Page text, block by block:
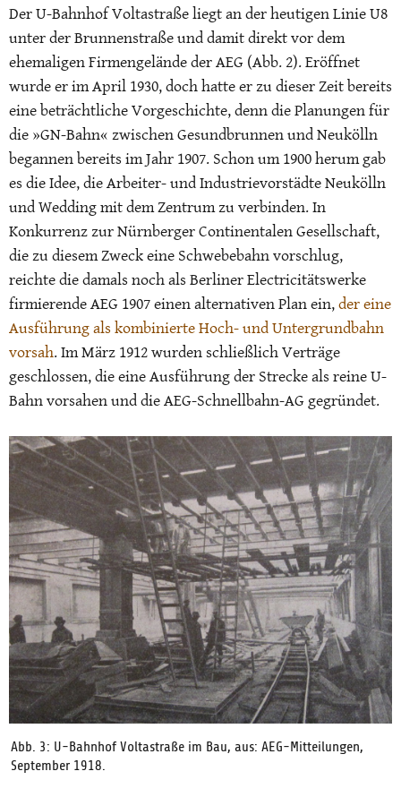
Der U-Bahnhof Voltastraße liegt an der heutigen Linie U8
unter der Brunnenstraße und damit direkt vor dem
ehemaligen Firmengelände der AEG (Abb. 2). Eröffnet
wurde er im April 1930, doch hatte er zu dieser Zeit bereits
eine beträchtliche Vorgeschichte, denn die Planungen für
die »GN-Bahn« zwischen Gesundbrunnen und Neukölln
begannen bereits im Jahr 1907. Schon um 1900 herum gab
es die Idee, die Arbeiter- und Industrievorstädte Neukölln
und Wedding mit dem Zentrum zu verbinden. In
Konkurrenz zur Nürnberger Continentalen Gesellschaft,
die zu diesem Zweck eine Schwebebahn vorschlug,
reichte die damals noch als Berliner Electricitätswerke
firmierende AEG 1907 einen alternativen Plan ein,der eine
Ausführung als kombinierte Hoch- und Untergrundbahn
vorsah. Im März 1912 wurden schließlich Verträge
geschlossen, die eine Ausführung der Strecke als reine U-
Bahn vorsahen und die AEG-Schnellbahn-AG gegründet.
Abb. 3: U-Bahnhof Voltastraße im Bau, aus: AEG-Mitteilungen,
September 1918.